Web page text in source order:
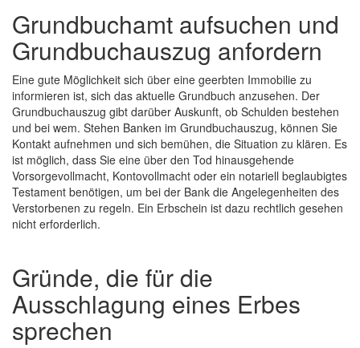
Grundbuchamt aufsuchen und
Grundbuchauszug anfordern
Eine gute Möglichkeit sich über eine geerbten Immobilie zu
informieren ist, sich das aktuelle Grundbuch anzusehen. Der
Grundbuchauszug gibt darüber Auskunft, ob Schulden bestehen
und bei wem. Stehen Banken im Grundbuchauszug, können Sie
Kontakt aufnehmen und sich bemühen, die Situation zu klären. Es
ist möglich, dass Sie eine über den Tod hinausgehende
Vorsorgevollmacht, Kontovollmacht oder ein notariell beglaubigtes
Testament benötigen, um bei der Bank die Angelegenheiten des
Verstorbenen zu regeln. Ein Erbschein ist dazu rechtlich gesehen
nicht erforderlich.
Gründe, die für die
Ausschlagung eines Erbes
sprechen